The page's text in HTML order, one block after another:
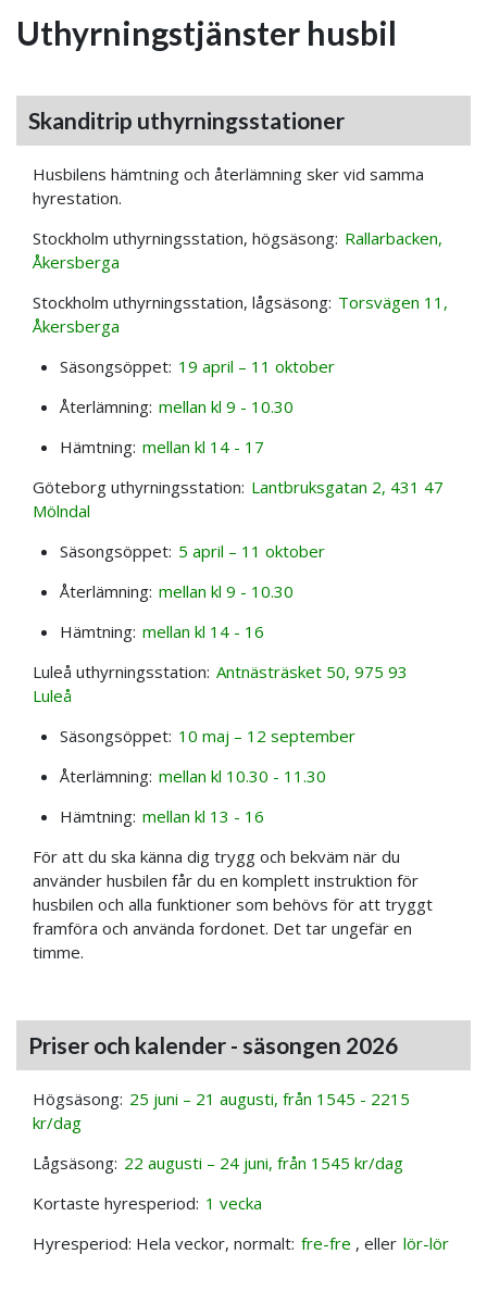
Uthyrningstjänster husbil
Skanditrip uthyrningsstationer
Husbilens hämtning och återlämning sker vid samma
hyrestation.
Stockholm uthyrningsstation, högsäsong: Rallarbacken,
Åkersberga
Stockholm uthyrningsstation, lågsäsong: Torsvägen 11,
Åkersberga
Säsongsöppet: 19 april – 11 oktober
Återlämning: mellan kl 9 - 10.30
Hämtning: mellan kl 14 - 17
Göteborg uthyrningsstation: Lantbruksgatan 2, 431 47
Mölndal
Säsongsöppet: 5 april – 11 oktober
Återlämning: mellan kl 9 - 10.30
Hämtning: mellan kl 14 - 16
Luleå uthyrningsstation: Antnästräsket 50, 975 93
Luleå
Säsongsöppet: 10 maj – 12 september
Återlämning: mellan kl 10.30 - 11.30
Hämtning: mellan kl 13 - 16
För att du ska känna dig trygg och bekväm när du
använder husbilen får du en komplett instruktion för
husbilen och alla funktioner som behövs för att tryggt
framföra och använda fordonet. Det tar ungefär en
timme.
Priser och kalender - säsongen 2026
Högsäsong: 25 juni – 21 augusti, från 1545 - 2215
kr/dag
Lågsäsong: 22 augusti – 24 juni, från 1545 kr/dag
Kortaste hyresperiod: 1 vecka
Hyresperiod: Hela veckor, normalt: fre-fre , eller lör-lör